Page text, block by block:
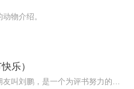
物介绍。
乐）